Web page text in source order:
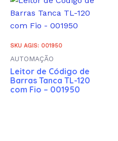
SKU AGIS: 001950
AUTOMAÇÃO
Leitor de Código de
Barras Tanca TL-120
com Fio – 001950